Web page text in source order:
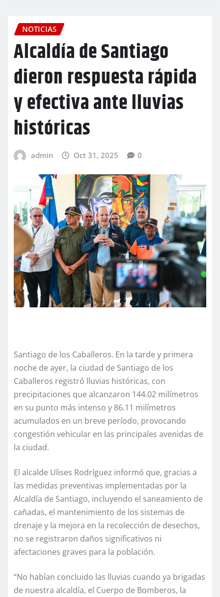
NOTICIAS
Alcaldía de Santiago
dieron respuesta rápida
y efectiva ante lluvias
históricas
admin Oct 31, 2025 0
Santiago de los Caballeros. En la tarde y primera
noche de ayer, la ciudad de Santiago de los
Caballeros registró lluvias históricas, con
precipitaciones que alcanzaron 144.02 milímetros
en su punto más intenso y 86.11 milímetros
acumulados en un breve período, provocando
congestión vehicular en las principales avenidas de
la ciudad.
El alcalde Ulises Rodríguez informó que, gracias a
las medidas preventivas implementadas por la
Alcaldía de Santiago, incluyendo el saneamiento de
cañadas, el mantenimiento de los sistemas de
drenaje y la mejora en la recolección de desechos,
no se registraron daños significativos ni
afectaciones graves para la población.
“No habían concluido las lluvias cuando ya brigadas
de nuestra alcaldía, el Cuerpo de Bomberos, la